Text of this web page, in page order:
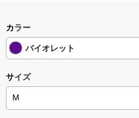
カラー
バイオレット
サイズ